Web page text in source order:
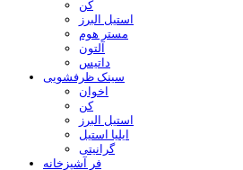
کن
استیل البرز
مستر هوم
آلتون
داتیس
سینک ظرفشویی
اخوان
کن
استیل البرز
ایلیا استیل
گرانیتی
فر آشپزخانه